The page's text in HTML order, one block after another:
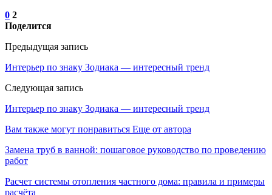
0 2
Поделится
Предыдущая запись
Интерьер по знаку Зодиака — интересный тренд
Следующая запись
Интерьер по знаку Зодиака — интересный тренд
Вам также могут понравиться Еще от автора
Замена труб в ванной: пошаговое руководство по проведению
работ
Расчет системы отопления частного дома: правила и примеры
расчёта